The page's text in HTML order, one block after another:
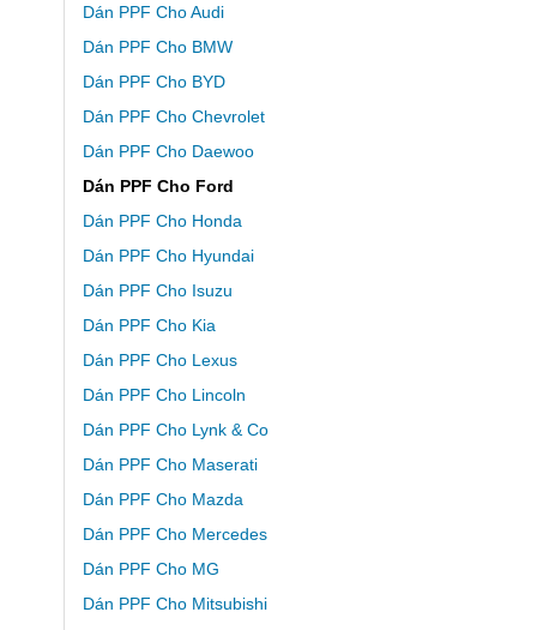
Dán PPF Cho Audi
Dán PPF Cho BMW
Dán PPF Cho BYD
Dán PPF Cho Chevrolet
Dán PPF Cho Daewoo
Dán PPF Cho Ford
Dán PPF Cho Honda
Dán PPF Cho Hyundai
Dán PPF Cho Isuzu
Dán PPF Cho Kia
Dán PPF Cho Lexus
Dán PPF Cho Lincoln
Dán PPF Cho Lynk & Co
Dán PPF Cho Maserati
Dán PPF Cho Mazda
Dán PPF Cho Mercedes
Dán PPF Cho MG
Dán PPF Cho Mitsubishi